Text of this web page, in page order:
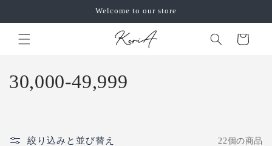
進む
Welcome to our store
カ
ー
コ
30,000-49,999
絞り込みと並び替え 22個の商品